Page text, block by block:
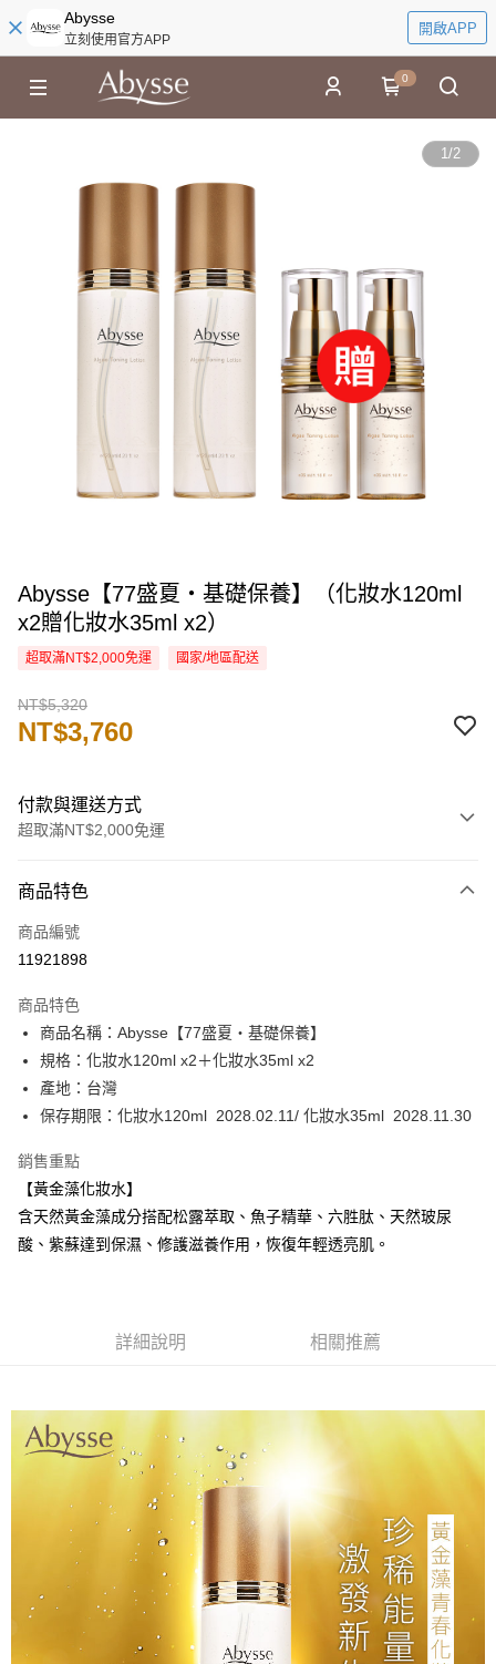
Abysse
立刻使用官方APP
開啟APP
0
1/2
Abysse【77盛夏・基礎保養】（化妝水120ml
x2贈化妝水35ml x2）
超取滿NT$2,000免運 國家/地區配送
NT$5,320
NT$3,760
付款與運送方式
超取滿NT$2,000免運
信用卡一次付款
信用卡分期付款
合作金庫商業銀行
華南商業銀行
彰化商業銀行
上海商業儲蓄銀行
台北富邦商業銀行
國泰世華商業銀行
臺灣中小企業銀行
台中商業銀行
聯邦商業銀行
元大商業銀行
台新國際商業銀行
中國信託商業銀行
台灣樂天信用卡公司
6 期 0 利率 每期
華南商業銀行
上海商業儲蓄銀行
國泰世華商業銀行
兆豐國際商業銀行
匯豐（台灣）商業銀行
聯邦商業銀行
元大商業銀行
永豐商業銀行
玉山商業銀行
星展（台灣）商業銀行
超商取貨付款
LINE Pay
街口支付
悠遊付
全家取貨付款
每筆NT$80，滿NT$2,000(含以上)免運費
付款後全家取貨
每筆NT$80，滿NT$2,000(含以上)免運費
每筆NT$80，滿NT$2,000(含以上)免運費
付款後7-11取貨
商品特色
商品編號
11921898
商品特色
商品名稱：Abysse【77盛夏・基礎保養】
規格：化妝水120ml x2＋化妝水35ml x2
產地：台灣
保存期限：化妝水120ml 2028.02.11/ 化妝水35ml 2028.11.30
銷售重點
【黃金藻化妝水】
含天然黃金藻成分搭配松露萃取、魚子精華、六胜肽、天然玻尿
酸、紫蘇達到保濕、修護滋養作用，恢復年輕透亮肌。
詳細說明 相關推薦